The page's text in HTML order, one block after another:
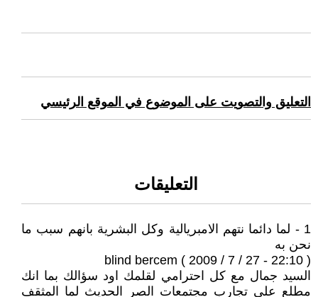
التعليق والتصويت على الموضوع في الموقع الرئيسي
التعليقات
1 - لما دائما نتهم الامبريالية وكل البشرية بانهم سبب ما
نحن به
blind bercem ( 2009 / 7 / 27 - 22:10 )
السيد جمال مع كل احترامي لقلمك اود سؤالك بما انك
مطلع على تجارب مجتمعات الصر الحديث لما المثقف